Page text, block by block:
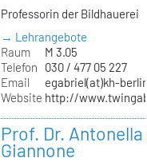
Professorin der Bildhauerei
→ Lehrangebote
Raum
M 3.05
Telefon
030 / 477 05 227
Email
egabriel(at)kh-
Website http://
Prof. Dr. Antonella
Giannone